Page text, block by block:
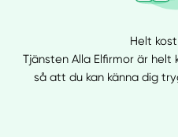
Helt
Tjänsten Alla Elfirmor är helt
så att du kan känna dig